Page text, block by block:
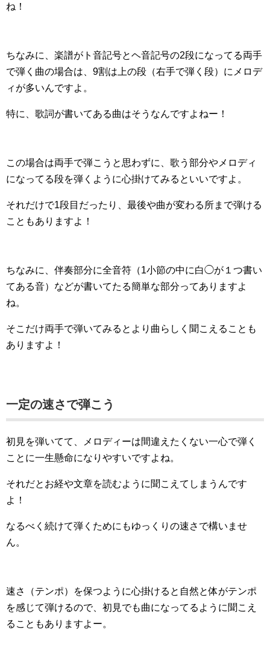
ね！
ちなみに、楽譜がト音記号とヘ音記号の2段になってる両手
で弾く曲の場合は、9割は上の段（右手で弾く段）にメロデ
ィが多いんですよ。
特に、歌詞が書いてある曲はそうなんですよねー！
この場合は両手で弾こうと思わずに、歌う部分やメロディ
になってる段を弾くように心掛けてみるといいですよ。
それだけで1段目だったり、最後や曲が変わる所まで弾ける
こともありますよ！
ちなみに、伴奏部分に全音符（1小節の中に白◯が１つ書い
てある音）などが書いてたる簡単な部分ってありますよ
ね。
そこだけ両手で弾いてみるとより曲らしく聞こえることも
ありますよ！
一定の速さで弾こう
初見を弾いてて、メロディーは間違えたくない一心で弾く
ことに一生懸命になりやすいですよね。
それだとお経や文章を読むように聞こえてしまうんです
よ！
なるべく続けて弾くためにもゆっくりの速さで構いませ
ん。
速さ（テンポ）を保つように心掛けると自然と体がテンポ
を感じて弾けるので、初見でも曲になってるように聞こえ
ることもありますよー。